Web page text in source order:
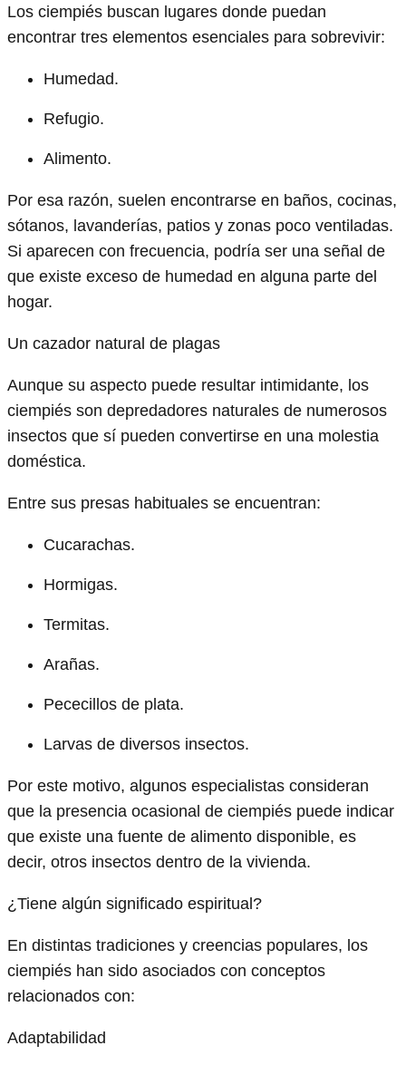
Los ciempiés buscan lugares donde puedan
encontrar tres elementos esenciales para sobrevivir:
Humedad.
Refugio.
Alimento.
Por esa razón, suelen encontrarse en baños, cocinas,
sótanos, lavanderías, patios y zonas poco ventiladas.
Si aparecen con frecuencia, podría ser una señal de
que existe exceso de humedad en alguna parte del
hogar.
Un cazador natural de plagas
Aunque su aspecto puede resultar intimidante, los
ciempiés son depredadores naturales de numerosos
insectos que sí pueden convertirse en una molestia
doméstica.
Entre sus presas habituales se encuentran:
Cucarachas.
Hormigas.
Termitas.
Arañas.
Pececillos de plata.
Larvas de diversos insectos.
Por este motivo, algunos especialistas consideran
que la presencia ocasional de ciempiés puede indicar
que existe una fuente de alimento disponible, es
decir, otros insectos dentro de la vivienda.
¿Tiene algún significado espiritual?
En distintas tradiciones y creencias populares, los
ciempiés han sido asociados con conceptos
relacionados con:
Adaptabilidad